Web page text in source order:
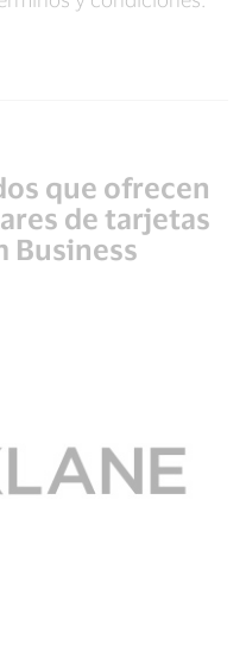
que ofrecen
de tarjetas
Business